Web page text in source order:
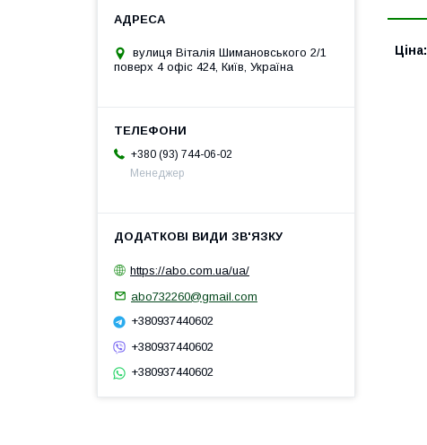
Ціна:
вулиця Віталія Шимановського 2/1
поверх 4 офіс 424, Київ, Україна
+380 (93) 744-06-02
Менеджер
https://abo.com.ua/ua/
abo732260@gmail.com
+380937440602
+380937440602
+380937440602